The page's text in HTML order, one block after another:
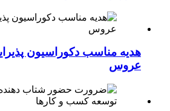
هدیه مناسب دکوراسیون
عروس